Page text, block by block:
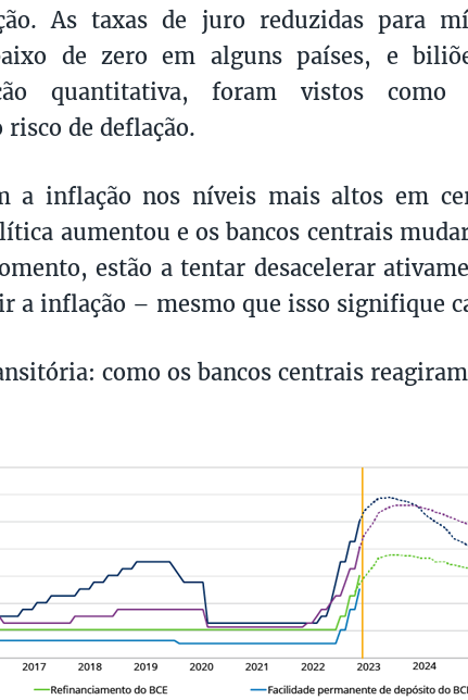
As taxas de juro reduzidas para
de zero em alguns países, e
quantitativa, foram vistos como
risco de deflação.
a inflação nos níveis mais altos em
aumentou e os bancos centrais
estão a tentar desacelerar
a inflação – mesmo que isso signifique
como os bancos centrais